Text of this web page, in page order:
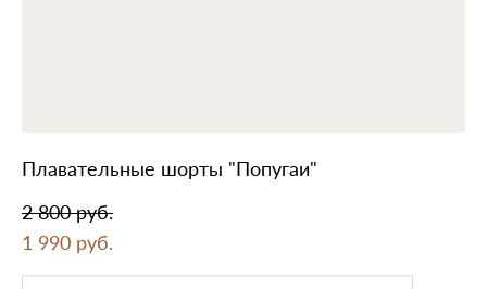
Плавательные шорты "Попугаи"
2 800 pуб.
1 990 pуб.